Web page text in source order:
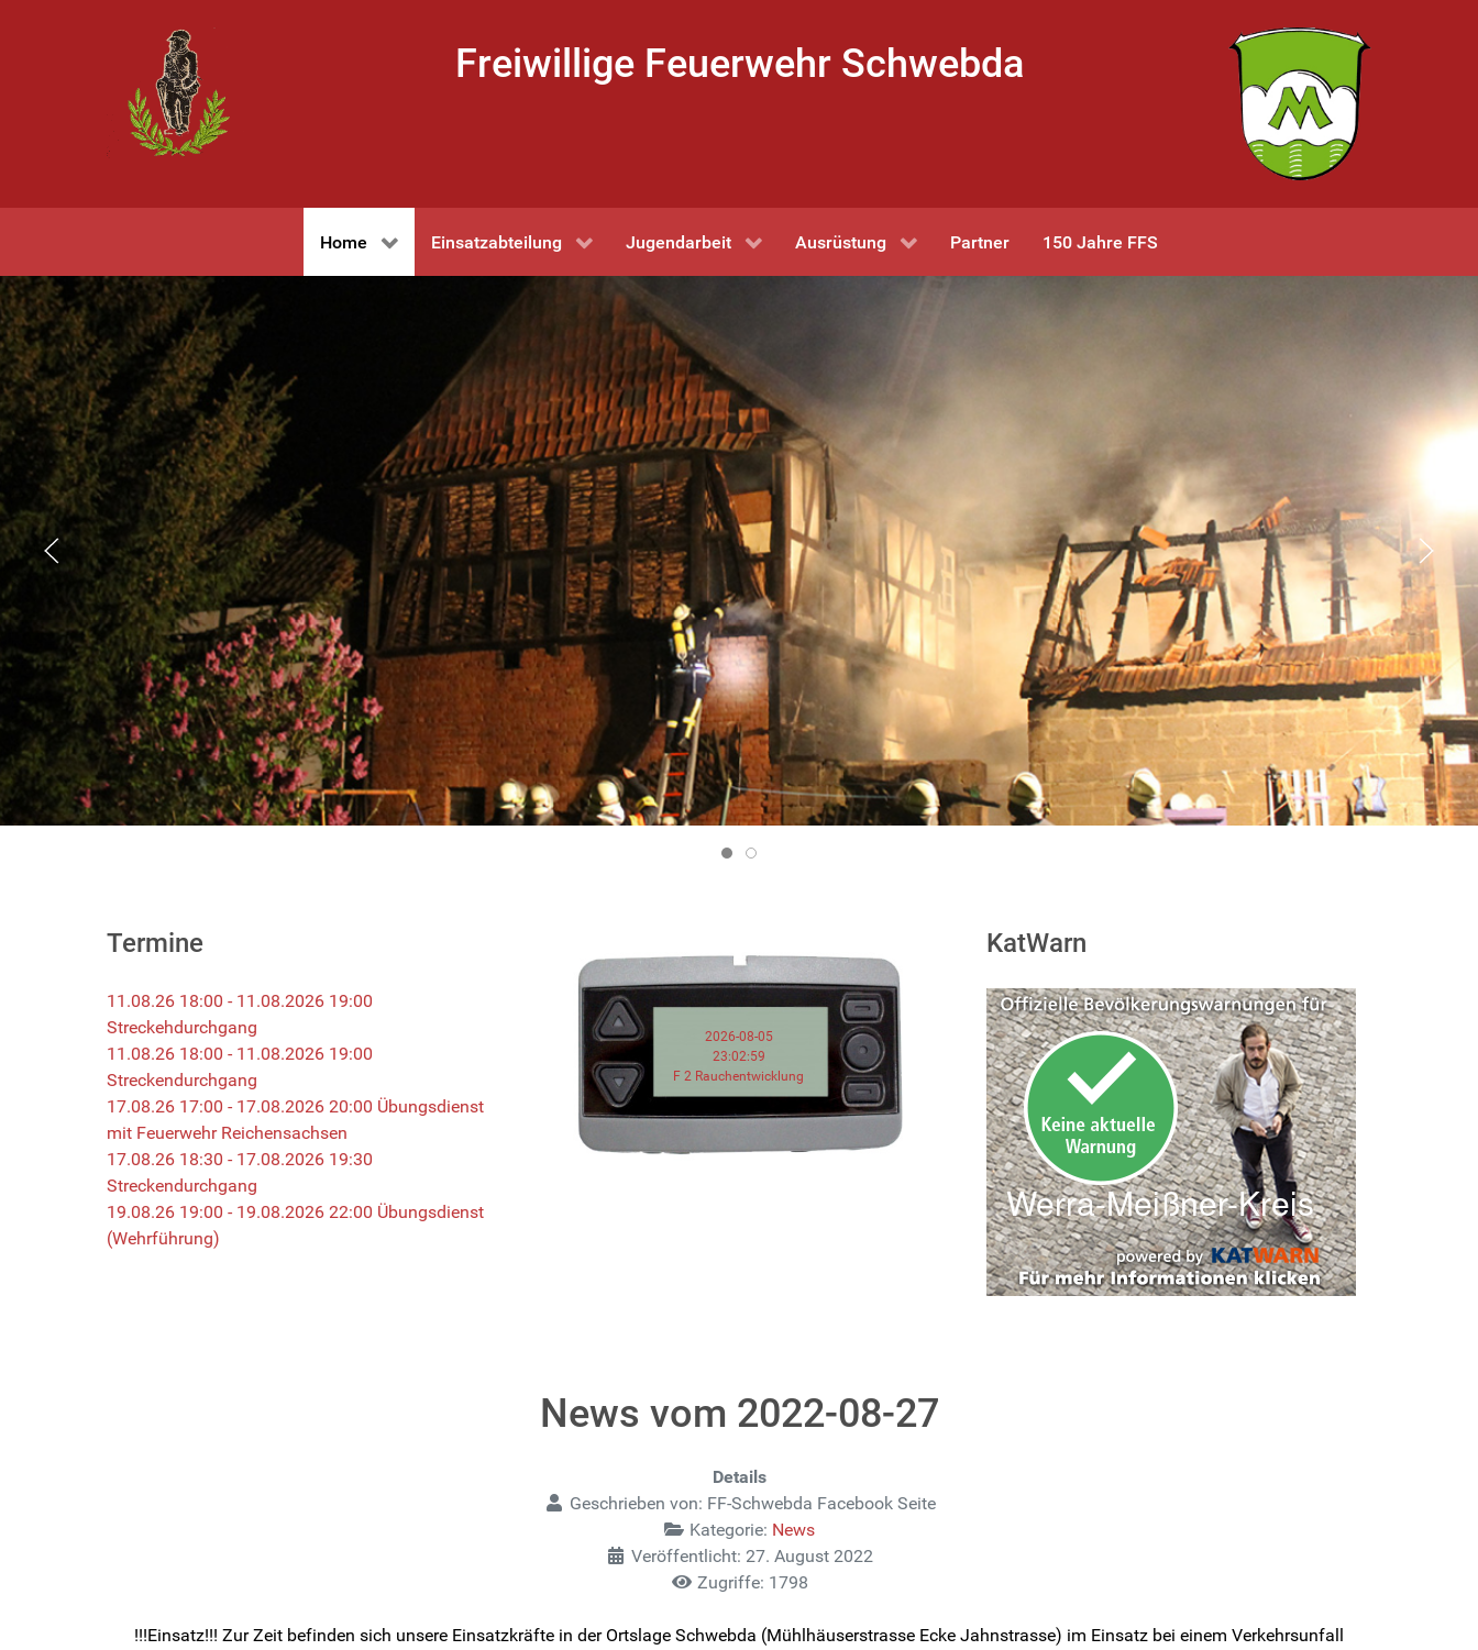
Freiwillige Feuerwehr Schwebda
Home Einsatzabteilung Jugendarbeit Ausrüstung Partner 150 Jahre FFS
Termine
11.08.26 18:00 - 11.08.2026 19:00
Streckehdurchgang
11.08.26 18:00 - 11.08.2026 19:00
Streckendurchgang
17.08.26 17:00 - 17.08.2026 20:00 Übungsdienst
mit Feuerwehr Reichensachsen
17.08.26 18:30 - 17.08.2026 19:30
Streckendurchgang
19.08.26 19:00 - 19.08.2026 22:00 Übungsdienst
(Wehrführung)
2026-08-05
23:02:59
F 2 Rauchentwicklung
KatWarn
News vom 2022-08-27
Details
Geschrieben von: FF-Schwebda Facebook Seite
Kategorie: News
Veröffentlicht: 27. August 2022
Zugriffe: 1798
!!!Einsatz!!! Zur Zeit befinden sich unsere Einsatzkräfte in der Ortslage Schwebda (Mühlhäuserstrasse Ecke Jahnstrasse) im Einsatz bei einem Verkehrsunfall